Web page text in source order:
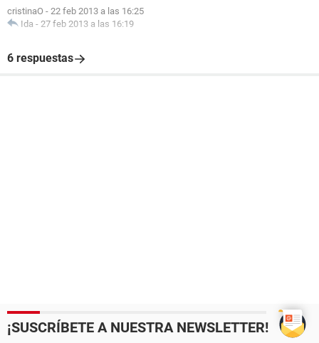
cristinaO - 22 feb 2013 a las 16:25
Ida - 27 feb 2013 a las 16:19
6 respuestas
¡SUSCRÍBETE A NUESTRA NEWSLETTER!